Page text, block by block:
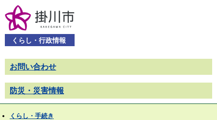
くらし・行政情報
お問い合わせ
防災・災害情報
くらし・手続き